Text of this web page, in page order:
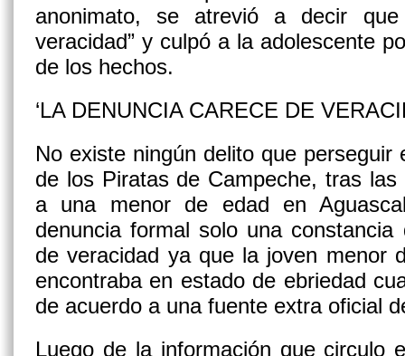
anonimato, se atrevió a decir
veracidad” y culpó a la adolescente
de los hechos.
‘LA DENUNCIA CARECE DE
No existe ningún delito que perseguir
de los Piratas de Campeche, tras
a una menor de edad en
denuncia formal solo una
de veracidad ya que la joven menor
encontraba en estado de ebriedad
de acuerdo a una fuente extra oficial
Luego de la información que circulo